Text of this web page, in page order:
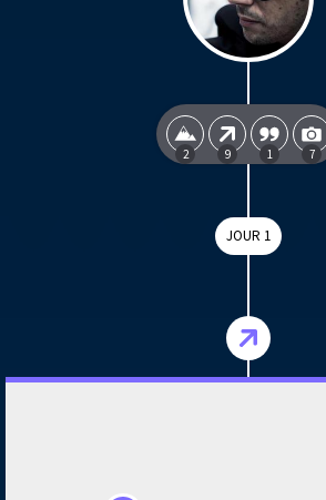
2 9 1 7
JOUR 1